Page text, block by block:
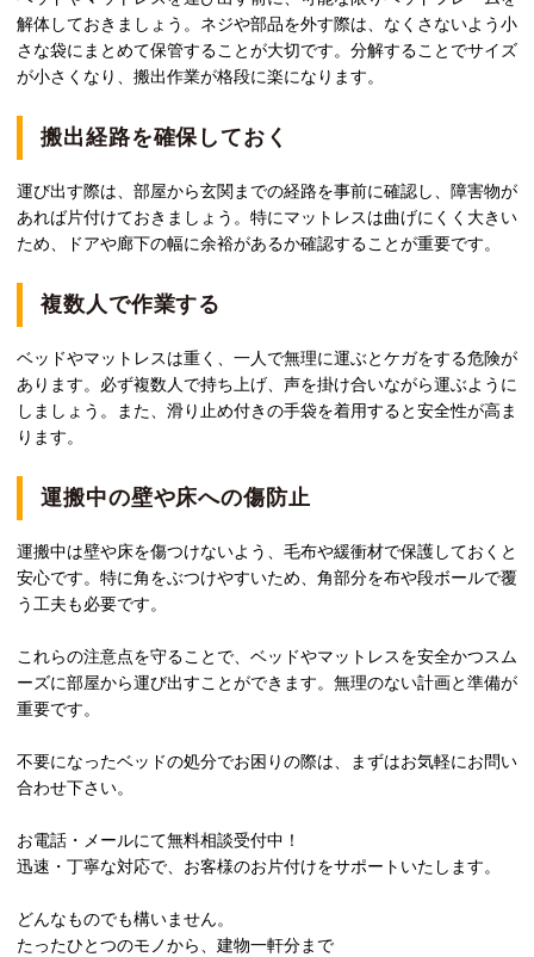
解体しておきましょう。ネジや部品を外す際は、なくさないよう小
さな袋にまとめて保管することが大切です。分解することでサイズ
が小さくなり、搬出作業が格段に楽になります。
搬出経路を確保しておく
運び出す際は、部屋から玄関までの経路を事前に確認し、障害物が
あれば片付けておきましょう。特にマットレスは曲げにくく大きい
ため、ドアや廊下の幅に余裕があるか確認することが重要です。
複数人で作業する
ベッドやマットレスは重く、一人で無理に運ぶとケガをする危険が
あります。必ず複数人で持ち上げ、声を掛け合いながら運ぶように
しましょう。また、滑り止め付きの手袋を着用すると安全性が高ま
ります。
運搬中の壁や床への傷防止
運搬中は壁や床を傷つけないよう、毛布や緩衝材で保護しておくと
安心です。特に角をぶつけやすいため、角部分を布や段ボールで覆
う工夫も必要です。
これらの注意点を守ることで、ベッドやマットレスを安全かつスム
ーズに部屋から運び出すことができます。無理のない計画と準備が
重要です。
不要になったベッドの処分でお困りの際は、まずはお気軽にお問い
合わせ下さい。
お電話・メールにて無料相談受付中！
迅速・丁寧な対応で、お客様のお片付けをサポートいたします。
どんなものでも構いません。
たったひとつのモノから、建物一軒分まで